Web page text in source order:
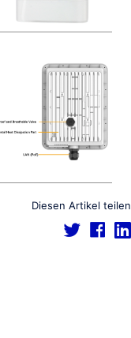
Diesen Artikel teilen